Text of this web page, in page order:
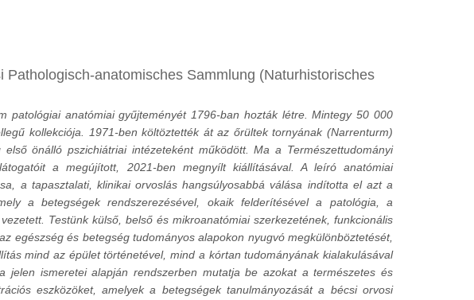
Pathologisch-anatomisches Sammlung (Naturhistorisches
patológiai anatómiai gyűjteményét 1796-ban hozták létre. Mintegy 50 000
kollekciója. 1971-ben költöztették át az őrültek tornyának (Narrenturm)
önálló pszichiátriai intézeteként működött. Ma a Természettudományi
a megújított, 2021-ben megnyílt kiállításával. A leíró anatómiai
a tapasztalati, klinikai orvoslás hangsúlyosabbá válása indította el azt a
a betegségek rendszerezésével, okaik felderítésével a patológia, a
Testünk külső, belső és mikroanatómiai szerkezetének, funkcionális
egészség és betegség tudományos alapokon nyugvó megkülönböztetését,
mind az épület történetével, mind a kórtan tudományának kialakulásával
jelen ismeretei alapján rendszerben mutatja be azokat a természetes és
eszközöket, amelyek a betegségek tanulmányozását a bécsi orvosi